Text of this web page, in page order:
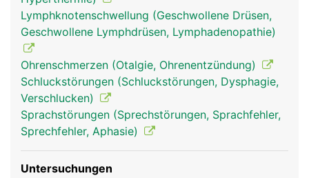
Lymphknotenschwellung (Geschwollene Drüsen,
Geschwollene Lymphdrüsen, Lymphadenopathie)
Ohrenschmerzen (Otalgie, Ohrenentzündung)
Schluckstörungen (Schluckstörungen, Dysphagie,
Verschlucken)
Sprachstörungen (Sprechstörungen, Sprachfehler,
Sprechfehler, Aphasie)
Untersuchungen